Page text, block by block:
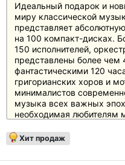
Идеальный подарок и
миру классической
представляет
на 100 компакт-дисках.
150 исполнителей,
представлены более чем
фантастическими 120
григорианских хоров и
минималистов
музыка всех важных
необходимая любителям
классиками и
представлен в боксе не
Хит продаж